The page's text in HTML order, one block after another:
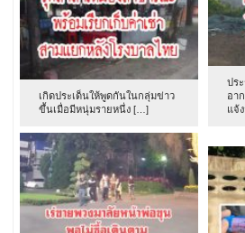
เกิดประเด็นให้พูดกันในกลุ่มข่าว
ขึ้นเมื่อมีหนุ่มรายหนึ่ง […]
ปร
อา
แจ้